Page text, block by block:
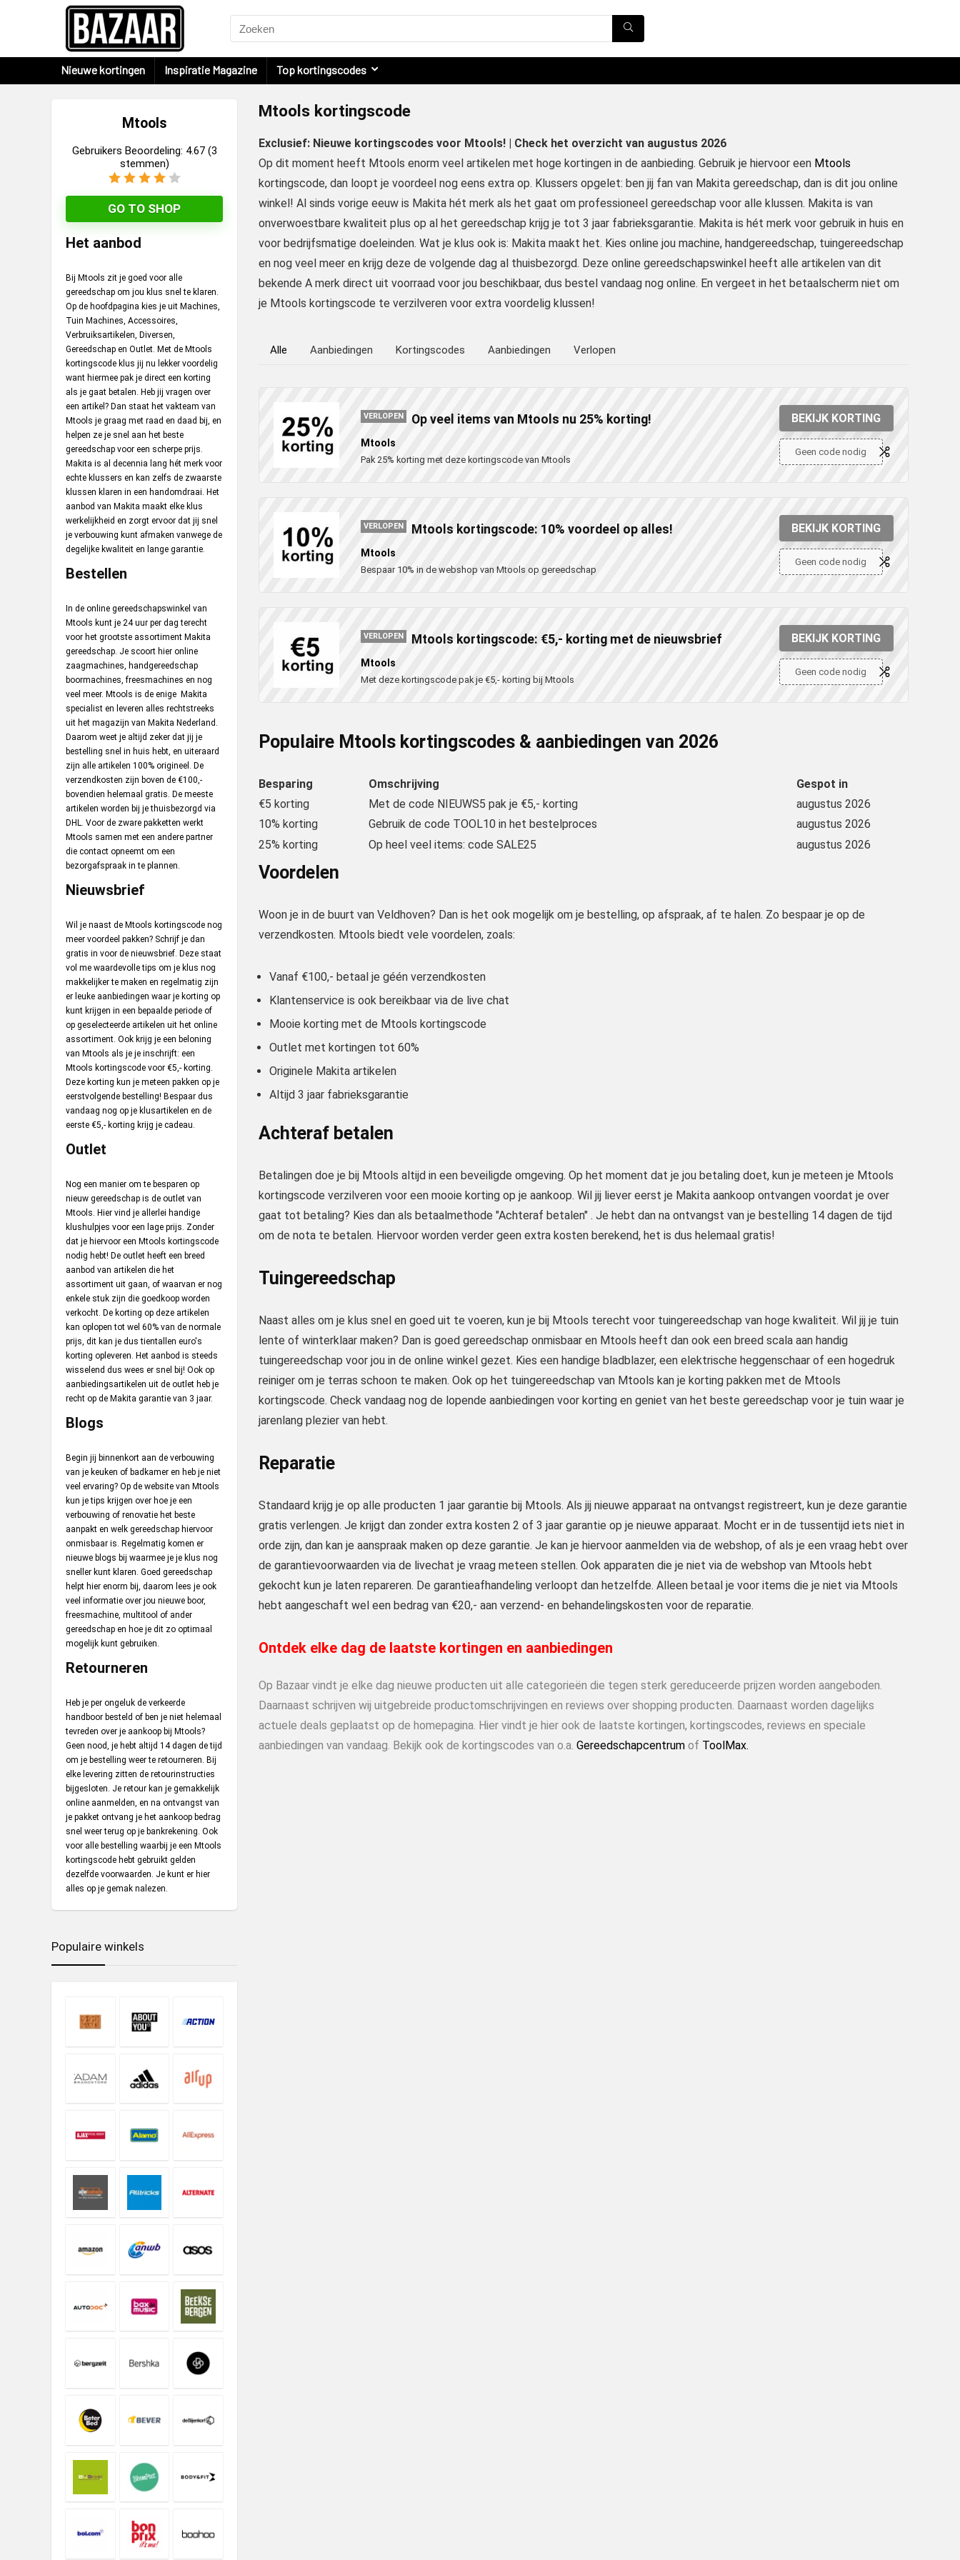
Nieuwe kortingen Inspiratie Magazine Top kortingscodes
Mtools kortingscode
Exclusief: Nieuwe kortingscodes voor Mtools! | Check het overzicht van augustus 2026
Op dit moment heeft Mtools enorm veel artikelen met hoge kortingen in de aanbieding. Gebruik je hiervoor een Mtools
kortingscode, dan loopt je voordeel nog eens extra op. Klussers opgelet: ben jij fan van Makita gereedschap, dan is dit jou online
winkel! Al sinds vorige eeuw is Makita hét merk als het gaat om professioneel gereedschap voor alle klussen. Makita is van
onverwoestbare kwaliteit plus op al het gereedschap krijg je tot 3 jaar fabrieksgarantie. Makita is hét merk voor gebruik in huis en
voor bedrijfsmatige doeleinden. Wat je klus ook is: Makita maakt het. Kies online jou machine, handgereedschap, tuingereedschap
en nog veel meer en krijg deze de volgende dag al thuisbezorgd. Deze online gereedschapswinkel heeft alle artikelen van dit
bekende A merk direct uit voorraad voor jou beschikbaar, dus bestel vandaag nog online. En vergeet in het betaalscherm niet om
je Mtools kortingscode te verzilveren voor extra voordelig klussen!
Mtools
Gebruikers Beoordeling: 4.67 (3
stemmen)
GO TO SHOP
Het aanbod
Bij Mtools zit je goed voor alle
gereedschap om jou klus snel te klaren.
Op de hoofdpagina kies je uit Machines,
Tuin Machines, Accessoires,
Verbruiksartikelen, Diversen,
Gereedschap en Outlet. Met de Mtools
kortingscode klus jij nu lekker voordelig
want hiermee pak je direct een korting
als je gaat betalen. Heb jij vragen over
een artikel? Dan staat het vakteam van
Mtools je graag met raad en daad bij, en
helpen ze je snel aan het beste
gereedschap voor een scherpe prijs.
Makita is al decennia lang hét merk voor
echte klussers en kan zelfs de zwaarste
klussen klaren in een handomdraai. Het
aanbod van Makita maakt elke klus
werkelijkheid en zorgt ervoor dat jij snel
je verbouwing kunt afmaken vanwege de
degelijke kwaliteit en lange garantie.
Bestellen
In de online gereedschapswinkel van
Mtools kunt je 24 uur per dag terecht
voor het grootste assortiment Makita
gereedschap. Je scoort hier online
zaagmachines, handgereedschap
boormachines, freesmachines en nog
veel meer. Mtools is de enige Makita
specialist en leveren alles rechtstreeks
uit het magazijn van Makita Nederland.
Daarom weet je altijd zeker dat jij je
bestelling snel in huis hebt, en uiteraard
zijn alle artikelen 100% origineel. De
verzendkosten zijn boven de €100,-
bovendien helemaal gratis. De meeste
artikelen worden bij je thuisbezorgd via
DHL. Voor de zware pakketten werkt
Mtools samen met een andere partner
die contact opneemt om een
bezorgafspraak in te plannen.
Nieuwsbrief
Wil je naast de Mtools kortingscode nog
meer voordeel pakken? Schrijf je dan
gratis in voor de nieuwsbrief. Deze staat
vol me waardevolle tips om je klus nog
makkelijker te maken en regelmatig zijn
er leuke aanbiedingen waar je korting op
kunt krijgen in een bepaalde periode of
op geselecteerde artikelen uit het online
assortiment. Ook krijg je een beloning
van Mtools als je je inschrijft: een
Mtools kortingscode voor €5,- korting.
Deze korting kun je meteen pakken op je
eerstvolgende bestelling! Bespaar dus
vandaag nog op je klusartikelen en de
eerste €5,- korting krijg je cadeau.
Outlet
Nog een manier om te besparen op
nieuw gereedschap is de outlet van
Mtools. Hier vind je allerlei handige
klushulpjes voor een lage prijs. Zonder
dat je hiervoor een Mtools kortingscode
nodig hebt! De outlet heeft een breed
aanbod van artikelen die het
assortiment uit gaan, of waarvan er nog
enkele stuk zijn die goedkoop worden
verkocht. De korting op deze artikelen
kan oplopen tot wel 60% van de normale
prijs, dit kan je dus tientallen euro's
korting opleveren. Het aanbod is steeds
wisselend dus wees er snel bij! Ook op
aanbiedingsartikelen uit de outlet heb je
recht op de Makita garantie van 3 jaar.
Blogs
Begin jij binnenkort aan de verbouwing
van je keuken of badkamer en heb je niet
veel ervaring? Op de website van Mtools
kun je tips krijgen over hoe je een
verbouwing of renovatie het beste
aanpakt en welk gereedschap hiervoor
onmisbaar is. Regelmatig komen er
nieuwe blogs bij waarmee je je klus nog
sneller kunt klaren. Goed gereedschap
helpt hier enorm bij, daarom lees je ook
veel informatie over jou nieuwe boor,
freesmachine, multitool of ander
gereedschap en hoe je dit zo optimaal
mogelijk kunt gebruiken.
Retourneren
Heb je per ongeluk de verkeerde
handboor besteld of ben je niet helemaal
tevreden over je aankoop bij Mtools?
Geen nood, je hebt altijd 14 dagen de tijd
om je bestelling weer te retourneren. Bij
elke levering zitten de retourinstructies
bijgesloten. Je retour kan je gemakkelijk
online aanmelden, en na ontvangst van
je pakket ontvang je het aankoop bedrag
snel weer terug op je bankrekening. Ook
voor alle bestelling waarbij je een Mtools
kortingscode hebt gebruikt gelden
dezelfde voorwaarden. Je kunt er hier
alles op je gemak nalezen.
Alle Aanbiedingen Kortingscodes Aanbiedingen Verlopen
VERLOPEN Op veel items van Mtools nu 25% korting!
Mtools
Pak 25% korting met deze kortingscode van Mtools
BEKIJK KORTING
Geen code nodig
VERLOPEN Mtools kortingscode: 10% voordeel op alles!
Mtools
Bespaar 10% in de webshop van Mtools op gereedschap
BEKIJK KORTING
Geen code nodig
VERLOPEN Mtools kortingscode: €5,- korting met de nieuwsbrief
Mtools
Met deze kortingscode pak je €5,- korting bij Mtools
BEKIJK KORTING
Geen code nodig
Populaire Mtools kortingscodes & aanbiedingen van 2026
Besparing Omschrijving
Gespot in
€5 korting
Met de code NIEUWS5 pak je €5,- korting
augustus 2026
10% korting
Gebruik de code TOOL10 in het bestelproces
augustus 2026
25% korting
Op heel veel items: code SALE25 augustus 2026
Voordelen
Woon je in de buurt van Veldhoven? Dan is het ook mogelijk om je bestelling, op afspraak, af te halen. Zo bespaar je op de
verzendkosten. Mtools biedt vele voordelen, zoals:
Vanaf €100,- betaal je géén verzendkosten
Klantenservice is ook bereikbaar via de live chat
Mooie korting met de Mtools kortingscode
Outlet met kortingen tot 60%
Originele Makita artikelen
Altijd 3 jaar fabrieksgarantie
Achteraf betalen
Betalingen doe je bij Mtools altijd in een beveiligde omgeving. Op het moment dat je jou betaling doet, kun je meteen je Mtools
kortingscode verzilveren voor een mooie korting op je aankoop. Wil jij liever eerst je Makita aankoop ontvangen voordat je over
gaat tot betaling? Kies dan als betaalmethode "Achteraf betalen" . Je hebt dan na ontvangst van je bestelling 14 dagen de tijd
om de nota te betalen. Hiervoor worden verder geen extra kosten berekend, het is dus helemaal gratis!
Tuingereedschap
Naast alles om je klus snel en goed uit te voeren, kun je bij Mtools terecht voor tuingereedschap van hoge kwaliteit. Wil jij je tuin
lente of winterklaar maken? Dan is goed gereedschap onmisbaar en Mtools heeft dan ook een breed scala aan handig
tuingereedschap voor jou in de online winkel gezet. Kies een handige bladblazer, een elektrische heggenschaar of een hogedruk
reiniger om je terras schoon te maken. Ook op het tuingereedschap van Mtools kan je korting pakken met de Mtools
kortingscode. Check vandaag nog de lopende aanbiedingen voor korting en geniet van het beste gereedschap voor je tuin waar je
jarenlang plezier van hebt.
Reparatie
Standaard krijg je op alle producten 1 jaar garantie bij Mtools. Als jij nieuwe apparaat na ontvangst registreert, kun je deze garantie
gratis verlengen. Je krijgt dan zonder extra kosten 2 of 3 jaar garantie op je nieuwe apparaat. Mocht er in de tussentijd iets niet in
orde zijn, dan kan je aanspraak maken op deze garantie. Je kan je hiervoor aanmelden via de webshop, of als je een vraag hebt over
de garantievoorwaarden via de livechat je vraag meteen stellen. Ook apparaten die je niet via de webshop van Mtools hebt
gekocht kun je laten repareren. De garantieafhandeling verloopt dan hetzelfde. Alleen betaal je voor items die je niet via Mtools
hebt aangeschaft wel een bedrag van €20,- aan verzend- en behandelingskosten voor de reparatie.
Ontdek elke dag de laatste kortingen en aanbiedingen
Op Bazaar vindt je elke dag nieuwe producten uit alle categorieën die tegen sterk gereduceerde prijzen worden aangeboden.
Daarnaast schrijven wij uitgebreide productomschrijvingen en reviews over shopping producten. Daarnaast worden dagelijks
actuele deals geplaatst op de homepagina. Hier vindt je hier ook de laatste kortingen, kortingscodes, reviews en speciale
aanbiedingen van vandaag. Bekijk ook de kortingscodes van o.a. Gereedschapcentrum of ToolMax.
Populaire winkels